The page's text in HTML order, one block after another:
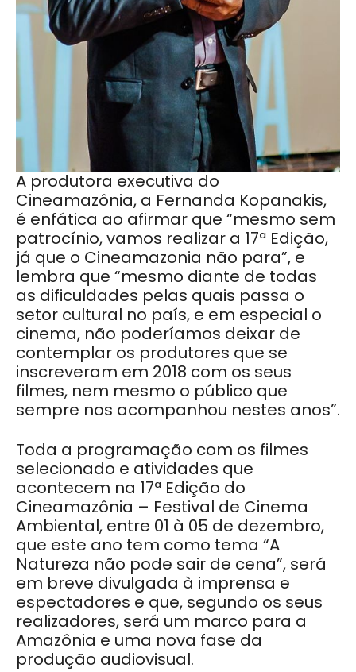
A produtora executiva do
Cineamazônia, a Fernanda Kopanakis,
é enfática ao afirmar que “mesmo sem
patrocínio, vamos realizar a 17ª Edição,
já que o Cineamazonia não para”, e
lembra que “mesmo diante de todas
as dificuldades pelas quais passa o
setor cultural no país, e em especial o
cinema, não poderíamos deixar de
contemplar os produtores que se
inscreveram em 2018 com os seus
filmes, nem mesmo o público que
sempre nos acompanhou nestes anos”.
Toda a programação com os filmes
selecionado e atividades que
acontecem na 17ª Edição do
Cineamazônia – Festival de Cinema
Ambiental, entre 01 à 05 de dezembro,
que este ano tem como tema “A
Natureza não pode sair de cena”, será
em breve divulgada à imprensa e
espectadores e que, segundo os seus
realizadores, será um marco para a
Amazônia e uma nova fase da
produção audiovisual.